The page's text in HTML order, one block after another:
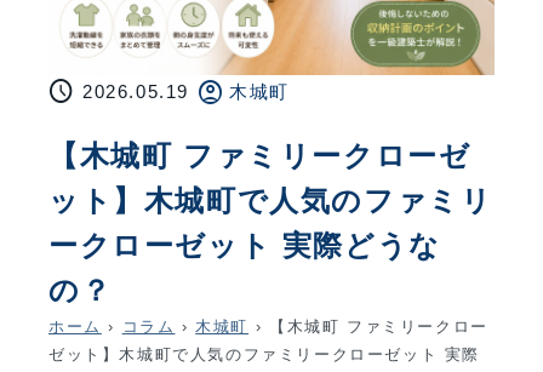
schedule 2026.05.19 account_circle 木城町
【木城町 ファミリークローゼ
ット】木城町で人気のファミリ
ークローゼット 実際どうな
の？
ホーム › コラム › 木城町 › 【木城町 ファミリークロー
ゼット】木城町で人気のファミリークローゼット 実際